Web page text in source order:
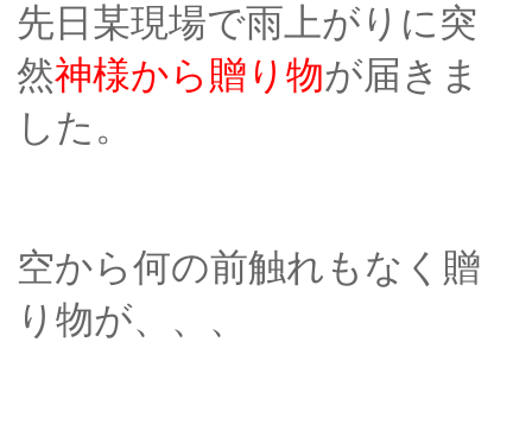
先日某現場で雨上がりに突
然神様から贈り物が届きま
した。
空から何の前触れもなく贈
り物が、、、